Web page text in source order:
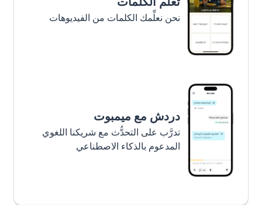
نحن نعلِّمك الكلمات من الفيديوهات
دردش مع ميمبوت
تدرَّب على التحدُّث مع شريكنا اللغوي
المدعوم بالذكاء الاصطناعي